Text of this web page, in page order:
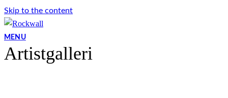
Skip to the content
MENU
Artistgalleri